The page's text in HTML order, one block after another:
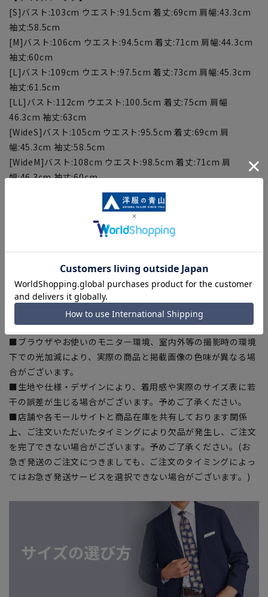
[S]バスト:103cm ウエスト:91.5cm 着丈:69cm 肩幅:43.3cm
袖丈:58.5cm
[M]バスト:106cm ウエスト:94.5cm 着丈:71cm 肩幅:44.3cm
袖丈:60cm
[L]バスト:109cm ウエスト:97.5cm 着丈:73cm 肩幅:45.3cm
袖丈:61.5cm
[LL]バスト:112cm ウエスト:100.5cm 着丈:75cm 肩幅
46.3cm 袖丈:63cm
[WideS]バスト:105cm ウエスト:95.5cm 着丈:69cm 肩
幅:45.3cm 袖丈:58.5cm
[WideM]バスト:108cm ウエスト:98.5cm 着丈:71cm 肩
幅:46.3cm 袖丈:60cm
[WideL]バスト:111cm ウエスト:101.5cm 着丈:73cm 肩
幅:47.3cm 袖丈:61.5cm
[WideLL]バスト:114cm ウエスト:104.5cm 着丈:75cm 肩
[Wide3L]バスト:117cm ウエスト:107.5cm 着丈:77cm 肩
幅:49.3cm 袖丈:64.5cm
【商品に関するご注意】
■ゆとり感には個人差があります。サイズ表を確認の上、ご購
入の目安としてご利用ください。
■ブラウザやお使いのモニター環境、室内外等の撮影時の環境
下での光加減により、実際の商品と掲載画像の色味が異なる場
合がございます。
■生地や仕様・デザインにより、着用感や実際のサイズ表に若
干の誤差が生じる場合がございます。予めご了承ください。
■店舗や各モールサイトと商品在庫を共有しております関係
上、ご注文いただいたタイミングにより欠品が発生し、ご注文
を完了できない場合がございます。予めご了承ください。(お
急ぎ発送のご注文につきましても、ご注文のタイミングによっ
てはお急ぎ発送サービスを選択できない場合がございます。)